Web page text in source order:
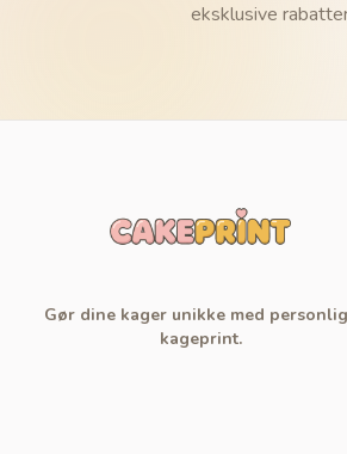
eksklusive
Gør dine kager unikke med
kageprint.